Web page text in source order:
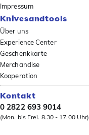
Impressum
Knivesandtools
Über uns
Experience Center
Geschenkkarte
Merchandise
Kooperation
Kontakt
0 2822 693 9014
(Mon. bis Frei. 8.30 - 17.00 Uhr)